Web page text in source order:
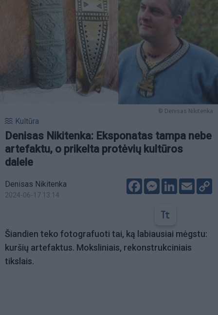
© Denisas Nikitenka
Kultūra
Denisas Nikitenka: Eksponatas tampa nebe
artefaktu, o prikelta protėvių kultūros
dalele
Denisas Nikitenka
2024-06-17 13:14
FacebookMessenger
LinkedIn
Email
Šiandien teko fotografuoti tai, ką labiausiai mėgstu:
kuršių artefaktus. Moksliniais, rekonstrukciniais
tikslais.